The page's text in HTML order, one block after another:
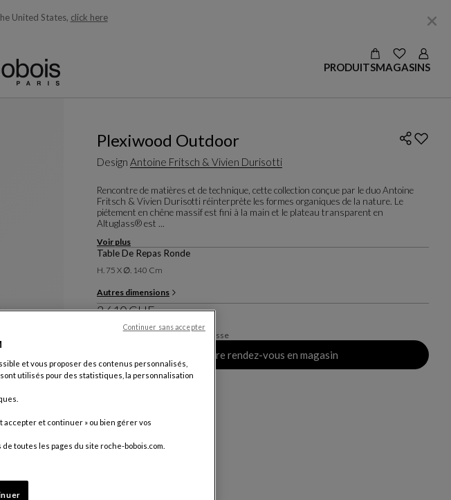
United States, click here
VOIR LES
Login
PRODUITSMAGASINS
Plexiwood Outdoor
Design Antoine Fritsch & Vivien Durisotti
Rencontre de matières et de technique, cette collection conçue par le duo Antoine
Fritsch & Vivien Durisotti réinterprète les formes organiques de la nature. Le
piétement en chêne massif est fini à la main et le plateau transparent en
Altuglass® est ...
Voir plus
Table De Repas Ronde
H. 75 X ∅. 140 Cm
Autres dimensions
3 610 CHF
Prix hors livraison, valable en Suisse
Prendre rendez-vous en magasin
et vous proposer des contenus personnalisés,
utilisés pour des statistiques, la personnalisation
accepter et continuer » ou bien gérer vos
toutes les pages du site roche-bobois.com.
Continuer sans accepter